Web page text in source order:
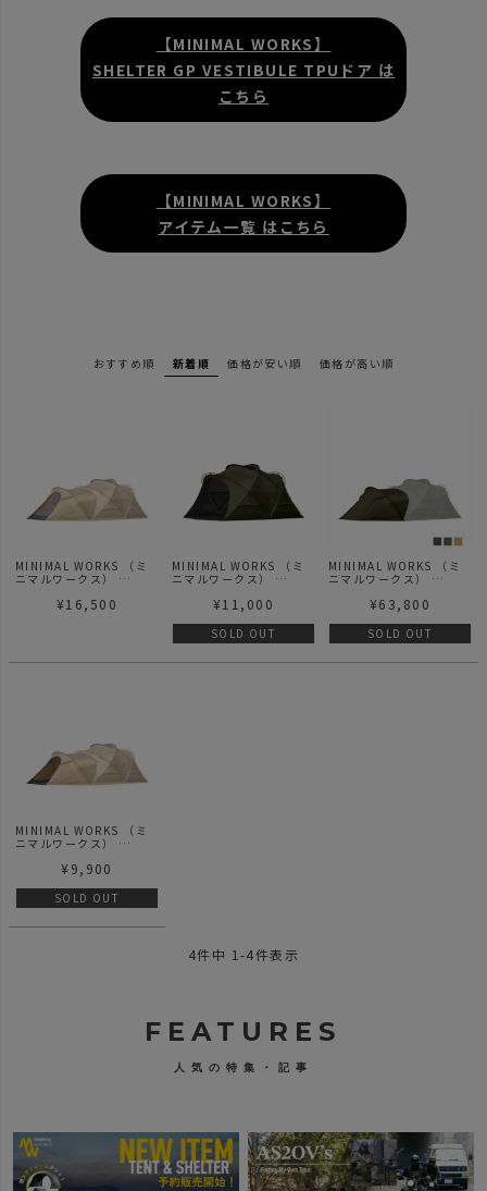
【MINIMAL WORKS】
SHELTER GP VESTIBULE TPUドア は
こちら
【MINIMAL WORKS】
アイテム一覧 はこちら
おすすめ順 新着順 価格が安い順 価格が高い順
MINIMAL WORKS （ミ
ニマルワークス）
VESTIBULE TPU DOOR
¥16,500
MINIMAL WORKS （ミ
ニマルワークス）
DOOR - | シェルター GP
¥11,000
SOLD OUT
MINIMAL WORKS （ミ
ニマルワークス）
VESTIBULE | シェルタ
¥63,800
SOLD OUT
MINIMAL WORKS （ミ
ニマルワークス）
VESTIBULE MESH
ベスティビュール用 メッ
シュ ドア
¥ 9,900
SOLD OUT
4件中 1 -4件表示
FEATURES
人気の特集・記事